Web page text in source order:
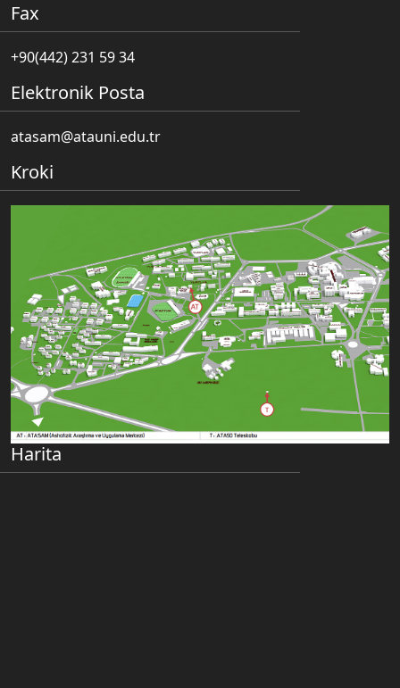
Fax
+90(442) 231 59 34
Elektronik Posta
atasam@atauni.edu.tr
Kroki
Harita